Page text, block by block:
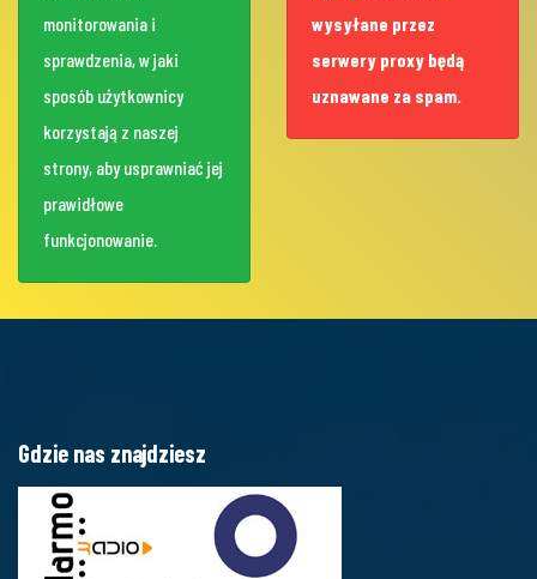
monitorowania i
sprawdzenia, w jaki
sposób użytkownicy
korzystają z naszej
strony, aby usprawniać jej
prawidłowe
funkcjonowanie.
wysyłane przez
serwery proxy będą
uznawane za spam.
Gdzie nas znajdziesz